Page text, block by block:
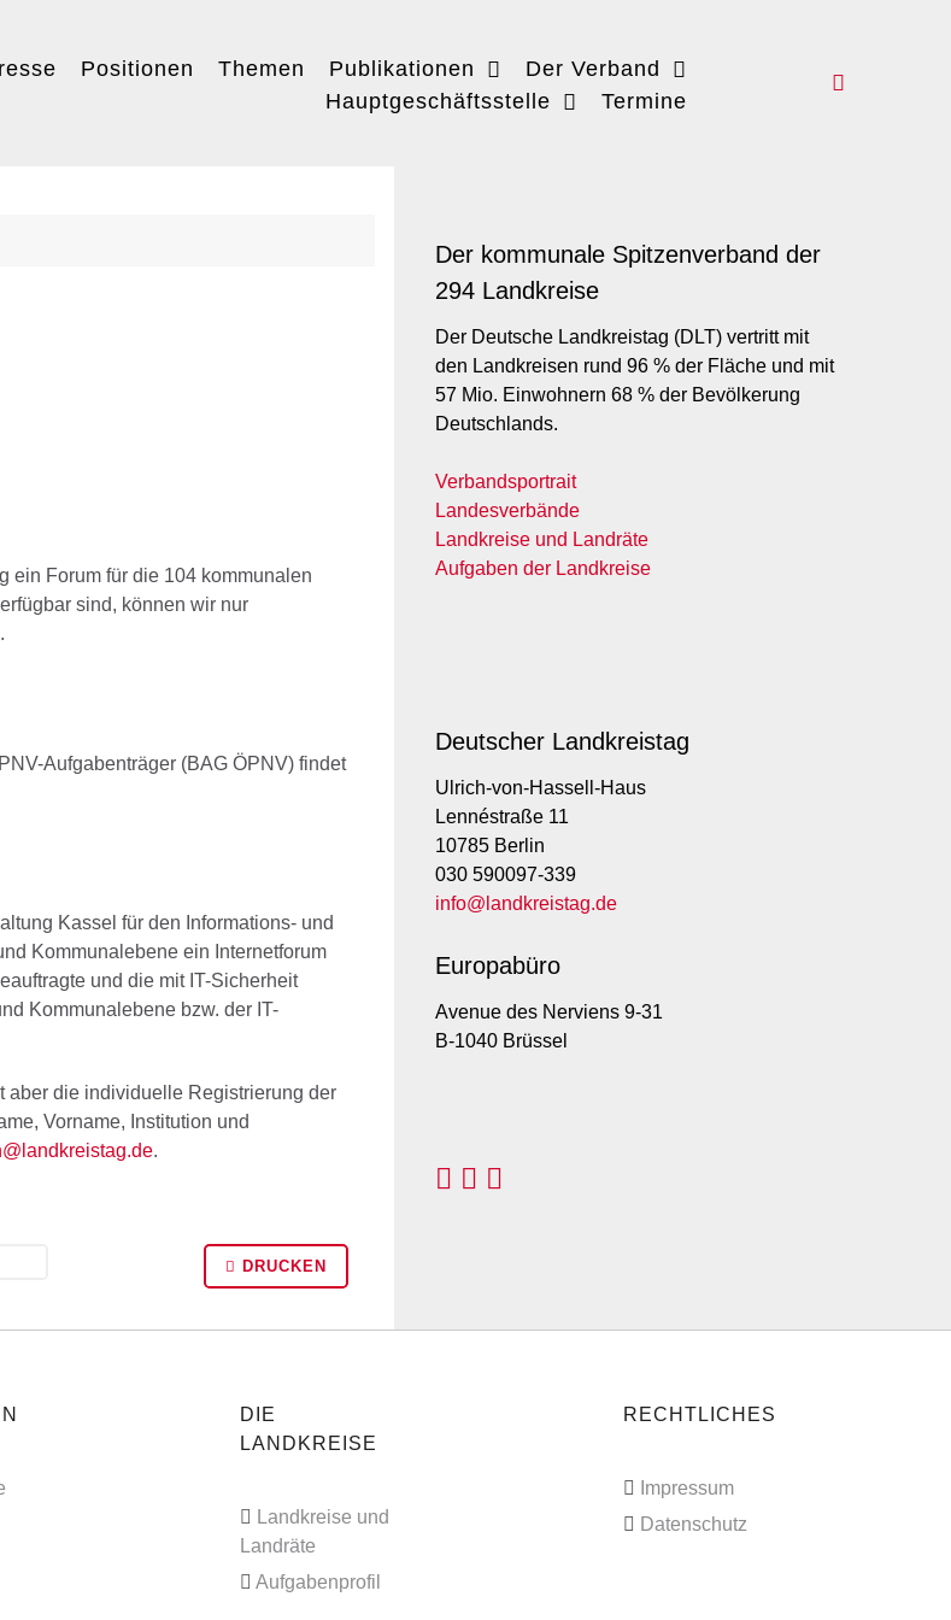
Positionen Themen Publikationen
Der Verband
Hauptgeschäftsstelle
Termine
ein Forum für die 104 kommunalen
sind, können wir nur
Aufgabenträger (BAG ÖPNV) findet
Kassel für den Informations- und
Kommunalebene ein Internetforum
und die mit IT-Sicherheit
Kommunalebene bzw. der IT-
aber die individuelle Registrierung der
Vorname, Institution und
.
DRUCKEN
Der kommunale Spitzenverband der
294 Landkreise
Der Deutsche Landkreistag (DLT) vertritt mit
den Landkreisen rund 96 % der Fläche und mit
57 Mio. Einwohnern 68 % der Bevölkerung
Deutschlands.
Verbandsportrait
Landesverbände
Landkreise und Landräte
Aufgaben der Landkreise
Deutscher Landkreistag
Ulrich-von-Hassell-Haus
Lennéstraße 11
10785 Berlin
030 590097-339
info@landkreistag.de
Europabüro
Avenue des Nerviens 9-31
B-1040 Brüssel
DIE
LANDKREISE
Landkreise und
Landräte
Aufgabenprofil
RECHTLICHES
Impressum
Datenschutz